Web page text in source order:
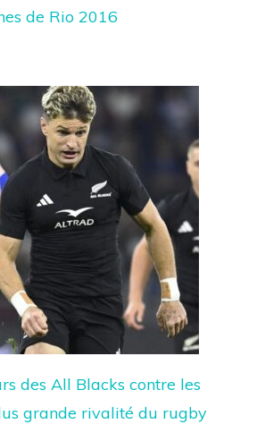
de Rio 2016
des All Blacks contre les
grande rivalité du rugby